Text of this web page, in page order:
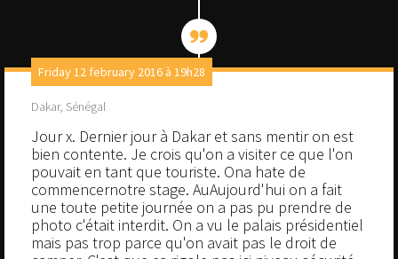
Friday 12 february 2016 à 19h28
Dakar, Sénégal
Jour x. Dernier jour à Dakar et sans mentir on est
bien contente. Je crois qu'on a visiter ce que l'on
pouvait en tant que touriste. Ona hate de
commencernotre stage. AuAujourd'hui on a fait
une toute petite journée on a pas pu prendre de
photo c'était interdit. On a vu le palais présidentiel
mais pas trop parce qu'on avait pas le droit de